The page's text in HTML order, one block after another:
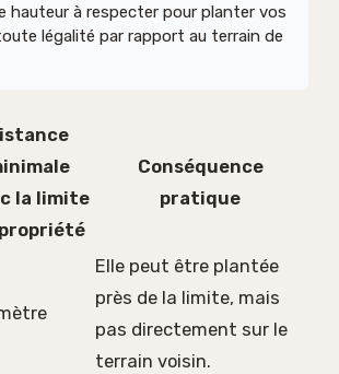
hauteur à respecter pour planter vos
légalité par rapport au terrain de
la limite
Conséquence
pratique
Elle peut être plantée
près de la limite, mais
pas directement sur le
terrain voisin.